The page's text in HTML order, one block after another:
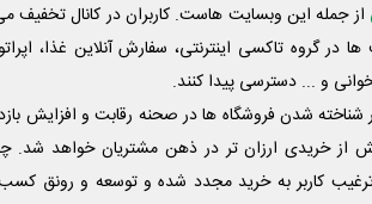
از جمله این وبسایت ‌هاست. کاربران در کانال تخفیف می
گروه تاکسی اینترنتی، سفارش آنلاین غذا،
و ... دسترسی پیدا کنند.
شناخته شدن فروشگاه ها در صحنه رقابت و افزایش
از خریدی ارزان تر در ذهن مشتریان خواهد شد.
کاربر به خرید مجدد شده و توسعه و رونق